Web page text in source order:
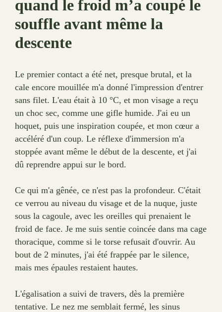
quand le froid m’a coupé le
souffle avant même la
descente
Le premier contact a été net, presque brutal, et la
cale encore mouillée m'a donné l'impression d'entrer
sans filet. L'eau était à 10 °C, et mon visage a reçu
un choc sec, comme une gifle humide. J'ai eu un
hoquet, puis une inspiration coupée, et mon cœur a
accéléré d'un coup. Le réflexe d'immersion m'a
stoppée avant même le début de la descente, et j'ai
dû reprendre appui sur le bord.
Ce qui m'a gênée, ce n'est pas la profondeur. C'était
ce verrou au niveau du visage et de la nuque, juste
sous la cagoule, avec les oreilles qui prenaient le
froid de face. Je me suis sentie coincée dans ma cage
thoracique, comme si le torse refusait d'ouvrir. Au
bout de 2 minutes, j'ai été frappée par le silence,
mais mes épaules restaient hautes.
L'égalisation a suivi de travers, dès la première
tentative. Le nez me semblait fermé, les sinus